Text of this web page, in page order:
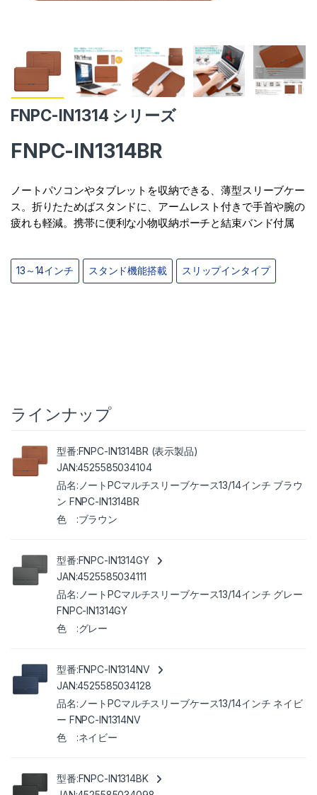
FNPC-IN1314 シリーズ
FNPC-IN1314BR
ノートパソコンやタブレットを収納できる、薄型スリーブケー
ス。折りたためばスタンドに、アームレスト付きで手首や腕の
疲れも軽減。携帯に便利な小物収納ポーチと結束バンド付属
13～14インチ スタンド機能搭載 スリップインタイプ
ラインナップ
FNPC-IN1314BR (表示製品)
4525585034104
ノートPCマルチスリーブケース13/14インチ ブラウ
ン FNPC-IN1314BR
ブラウン
FNPC-IN1314GY
4525585034111
ノートPCマルチスリーブケース13/14インチ グレー
FNPC-IN1314GY
グレー
FNPC-IN1314NV
4525585034128
ノートPCマルチスリーブケース13/14インチ ネイビ
ー FNPC-IN1314NV
ネイビー
FNPC-IN1314BK